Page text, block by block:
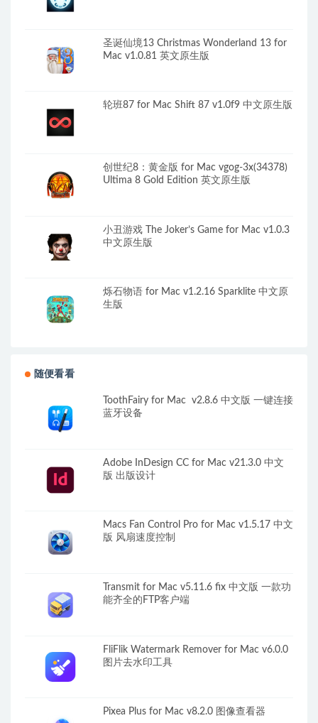
圣诞仙境13 Christmas Wonderland 13 for
Mac v1.0.81 英文原生版
轮班87 for Mac Shift 87 v1.0f9 中文原生版
创世纪8：黄金版 for Mac vgog-3x(34378)
Ultima 8 Gold Edition 英文原生版
小丑游戏 The Joker’s Game for Mac v1.0.3
中文原生版
烁石物语 for Mac v1.2.16 Sparklite 中文原
生版
随便看看
ToothFairy for Mac v2.8.6 中文版 一键连接
蓝牙设备
Adobe InDesign CC for Mac v21.3.0 中文
版 出版设计
Macs Fan Control Pro for Mac v1.5.17 中文
版 风扇速度控制
Transmit for Mac v5.11.6 fix 中文版 一款功
能齐全的FTP客户端
FliFlik Watermark Remover for Mac v6.0.0
图片去水印工具
Pixea Plus for Mac v8.2.0 图像查看器